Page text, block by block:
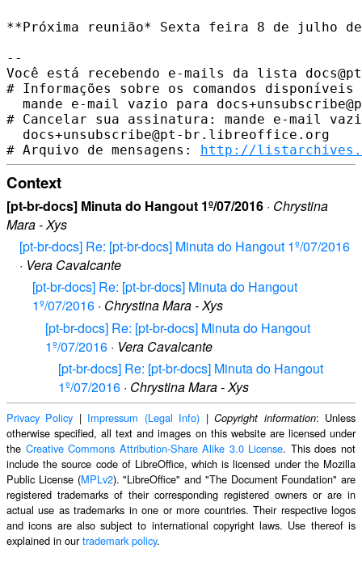
**Próxima reunião* Sexta feira 8 de julho
--
Você está recebendo e-mails da lista
# Informações sobre os comandos
mande e-mail vazio para
# Cancelar sua assinatura: mande e-mail
  docs+unsubscribe@pt-br.libreoffice.org
# Arquivo de mensagens: http://
Context
[pt-br-docs] Minuta do Hangout 1º/07/2016 · Chrystina
Mara - Xys
[pt-br-docs] Re: [pt-br-docs] Minuta do Hangout 1º/07/2016
· Vera Cavalcante
[pt-br-docs] Re: [pt-br-docs] Minuta do Hangout
1º/07/2016 · Chrystina Mara - Xys
[pt-br-docs] Re: [pt-br-docs] Minuta do Hangout
1º/07/2016 · Vera Cavalcante
[pt-br-docs] Re: [pt-br-docs] Minuta do Hangout
1º/07/2016 · Chrystina Mara - Xys
Privacy Policy | Impressum (Legal Info) |Copyright information: Unless
otherwise specified, all text and images on this website are licensed under
the Creative Commons Attribution-Share Alike 3.0 License. This does not
include the source code of LibreOffice, which is licensed under the Mozilla
Public License (MPLv2). "LibreOffice" and "The Document Foundation" are
registered trademarks of their corresponding registered owners or are in
actual use as trademarks in one or more countries. Their respective logos
and icons are also subject to international copyright laws. Use thereof is
explained in ourtrademark policy.